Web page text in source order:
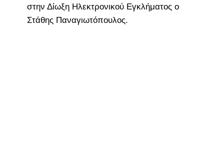
στην Δίωξη Ηλεκτρονικού Εγκλήματος ο
Στάθης Παναγιωτόπουλος.